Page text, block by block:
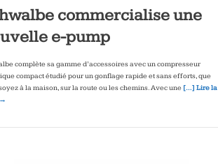
commercialise une
e-pump
complète sa gamme d’accessoires avec un compresseur
compact étudié pour un gonflage rapide et sans efforts, que
à la maison, sur la route ou les chemins. Avec une […] Lire la